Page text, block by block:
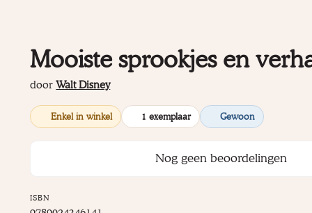
Typ minstens 2
Mooiste sprookjes en
doorWalt Disney
Enkel in winkel 1 exemplaar Gewoon
Nog geen beoordelingen
ISBN